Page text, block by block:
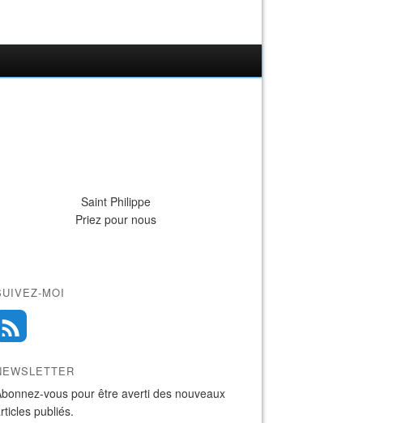
Saint Philippe
Priez pour nous
MOI
vous pour être averti des nouveaux
publiés.